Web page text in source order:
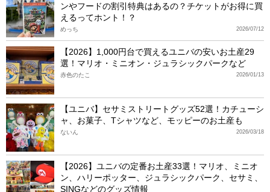
ンやフードの割引特典はあるの？チケットがお得に買
えるってホント！？
2026/07/12
めっち
【2026】1,000円台で買えるユニバの安いお土産29
選！マリオ・ミニオン・ジュラシックパークなど
2026/01/13
赤色のたこ
【ユニバ】セサミストリートグッズ52選！カチューシ
ャ、お菓子、Tシャツなど、モッピーのお土産も
2026/03/18
ないん
【2026】ユニバの定番お土産33選！マリオ、ミニオ
ン、ハリーポッター、ジュラシックパーク、セサミ、
SINGなどのグッズ情報